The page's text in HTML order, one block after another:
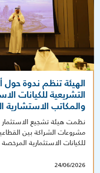
الهيئة تنظم ندوة
التشريعية للكيانات
والمكاتب الاستشارية
نظمت هيئة تشجيع الاستثمار
مشروعات الشراكة بين
للكيانات الاستثمارية
24/06/2026